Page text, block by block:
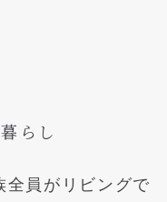
らし
全員がリビングで